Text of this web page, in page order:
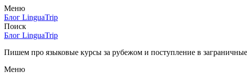
Меню
Блог LinguaTrip
Поиск
Блог LinguaTrip
Пишем про языковые курсы за рубежом и поступление в
Меню